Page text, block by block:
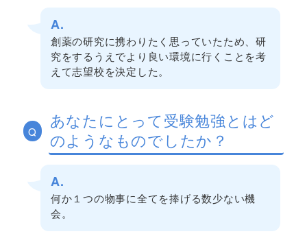
A.
創薬の研究に携わりたく思っていたため、研
究をするうえでより良い環境に行くことを考
えて志望校を決定した。
Q
あなたにとって受験勉強とはど
のようなものでしたか？
A.
何か１つの物事に全てを捧げる数少ない機
会。